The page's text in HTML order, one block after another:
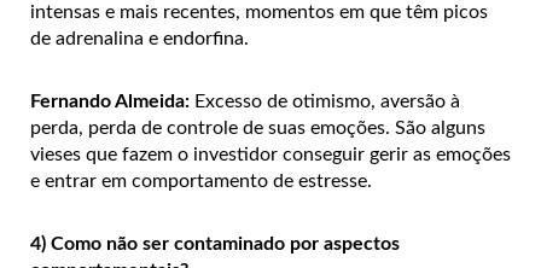
intensas e mais recentes, momentos em que têm picos
de adrenalina e endorfina.
Fernando Almeida: Excesso de otimismo, aversão à
perda, perda de controle de suas emoções. São alguns
vieses que fazem o investidor conseguir gerir as emoções
e entrar em comportamento de estresse.
4) Como não ser contaminado por aspectos